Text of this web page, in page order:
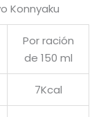
Konnyaku
Por ración
de 150 ml
7Kcal